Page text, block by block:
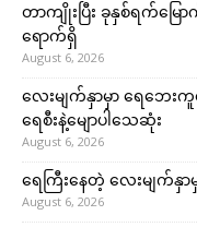
တာကျိုးပြီး ခုနှစ်ရက်မြေ
ရောက်ရှိ
August 6, 2026
လေးမျက်နှာမှာ ရေဘေး
ရေစီးနဲ့မျောပါသေဆုံး
August 6, 2026
ရေကြီးနေတဲ့ လေးမျက်နှ
August 6, 2026